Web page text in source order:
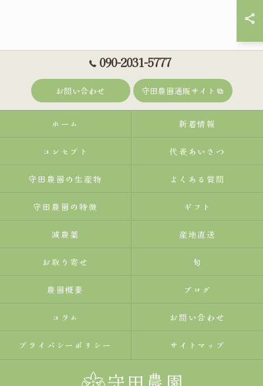
090-2031-5777
お問い合わせ 守田農園通販サイト
ホーム 新着情報
コンセプト 代表あいさつ
守田農園の生産物 よくある質問
守田農園の特徴 ギフト
減農薬 産地直送
お取り寄せ 旬
農園概要 ブログ
コラム お問い合わせ
プライバシーポリシー サイトマップ